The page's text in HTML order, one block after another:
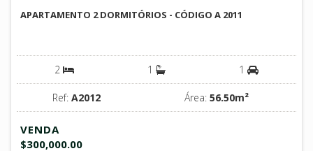
APARTAMENTO 2 DORMITÓRIOS - CÓDIGO A 2011
2 1 1
Ref: A2012 Área: 56.50m²
VENDA
$300,000.00